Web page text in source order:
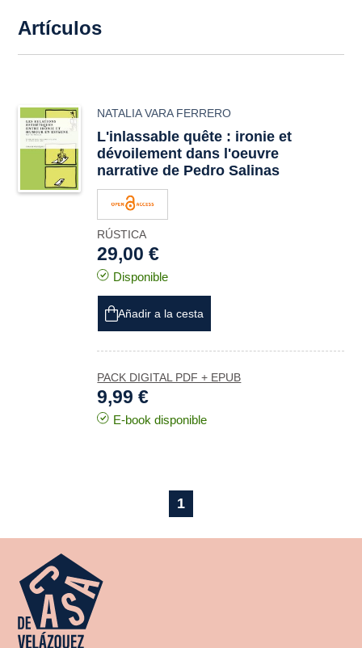
Artículos
NATALIA VARA FERRERO
L'inlassable quête : ironie et
dévoilement dans l'oeuvre
narrative de Pedro Salinas
RÚSTICA
29,00 €
Disponible
Añadir a la cesta
PACK DIGITAL PDF + EPUB
9,99 €
E-book disponible
1